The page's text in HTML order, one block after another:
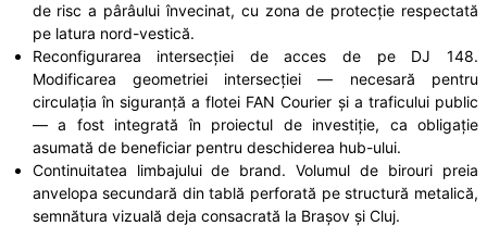
de risc a pârâului învecinat, cu zona de protecție respectată
pe latura nord-vestică.
Reconfigurarea intersecției de acces de pe DJ 148.
Modificarea geometriei intersecției — necesară pentru
circulația în siguranță a flotei FAN Courier și a traficului public
— a fost integrată în proiectul de investiție, ca obligație
asumată de beneficiar pentru deschiderea hub-ului.
Continuitatea limbajului de brand. Volumul de birouri preia
anvelopa secundară din tablă perforată pe structură metalică,
semnătura vizuală deja consacrată la Brașov și Cluj.